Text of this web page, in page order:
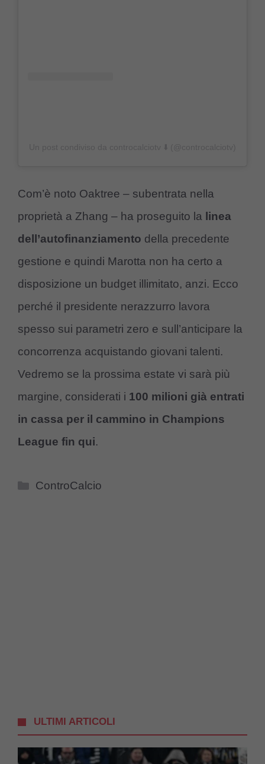
Com’è noto Oaktree – subentrata nella
proprietà a Zhang – ha proseguito la linea
dell’autofinanziamento della precedente
gestione e quindi Marotta non ha certo a
disposizione un budget illimitato, anzi. Ecco
perché il presidente nerazzurro lavora
spesso sui parametri zero e sull’anticipare la
concorrenza acquistando giovani talenti.
Vedremo se la prossima estate vi sarà più
margine, considerati i 100 milioni già entrati
in cassa per il cammino in Champions
League fin qui.
Categorie
ControCalcio
ULTIMI ARTICOLI